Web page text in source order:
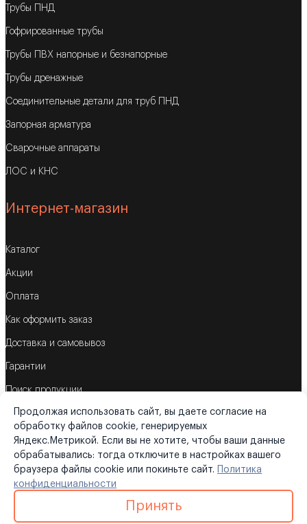
Трубы ПНД
Гофрированные трубы
Трубы ПВХ напорные и безнапорные
Трубы дренажные
Соединительные детали для труб ПНД
Запорная арматура
Сварочные аппараты
ЛОС и КНС
Интернет-магазин
Каталог
Акции
Оплата
Как оформить заказ
Доставка и самовывоз
Гарантии
Поиск продукции
Корзина
©2026«Трубометрика»
| Карта сайта
Продолжая использовать сайт, вы даете согласие на
обработку файлов cookie, генерируемых
Яндекс.Метрикой. Если вы не хотите, чтобы ваши данные
обрабатывались: тогда отключите в настройках вашего
браузера файлы cookie или покиньте сайт.
Политика
конфиденциальности
Принять